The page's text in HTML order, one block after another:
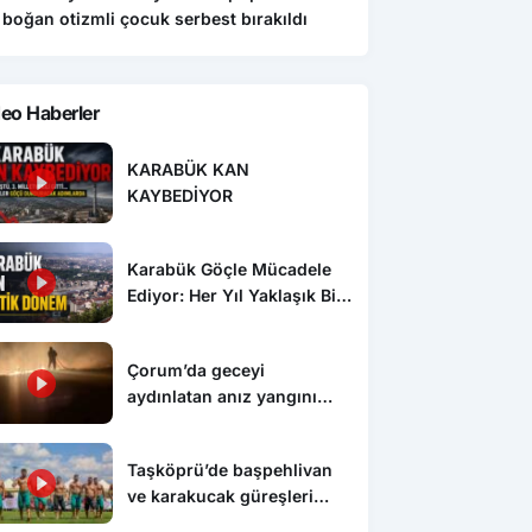
boğan otizmli çocuk serbest bırakıldı
Haberler
KARABÜK KAN
KAYBEDİYOR
Karabük Göçle Mücadele
Ediyor: Her Yıl Yaklaşık Bin
Çorum’da geceyi
aydınlatan anız yangını
Taşköprü’de başpehlivan
ve karakucak güreşleri